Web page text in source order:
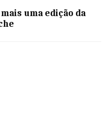
uma edição da